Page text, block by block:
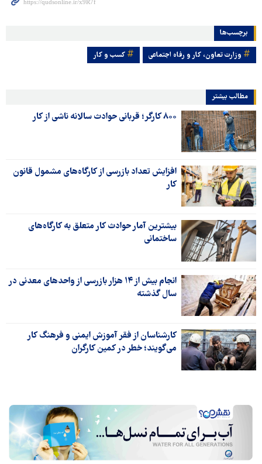
برچسب‌ها
وزارت تعاون، کار و رفاه اجتماعی کسب و کار
مطالب بیشتر
۸۰۰ کارگر؛ قربانی حوادث سالانه ناشی از کار
افزایش تعداد بازرسی از کارگاه‌های مشمول قانون
کار
بیشترین آمار حوادث کار متعلق به کارگاه‌های
ساختمانی
انجام بیش از ۱۴ هزار بازرسی از واحدهای معدنی در
سال گذشته
کارشناسان از فقر آموزش ایمنی و فرهنگ کار
می‌گویند؛ خطر در کمین کارگران